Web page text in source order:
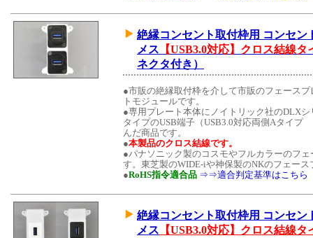
絶縁コンセント取付枠用 コンセン
メス 【USB3.0対応】クロス結線タ
ネクタ付き）
●市販の絶縁取付枠を介して市販のフェース
トモジュールです。
●専用プレート本体にノイトリック社のDLX
タイプのUSB端子（USB3.0対応両側Aタイプ
んだ商品です。
●本製品のクロス結線です。
●パナソニック製のコスモやフルカラーのフ
す。東芝製のWIDE-iや神保製のNKのフェー
●RoHS指令適合品 ⇒⇒適合判定基準はこちら
絶縁コンセント取付枠用 コンセン
メス 【USB3.0対応】クロス結線タ